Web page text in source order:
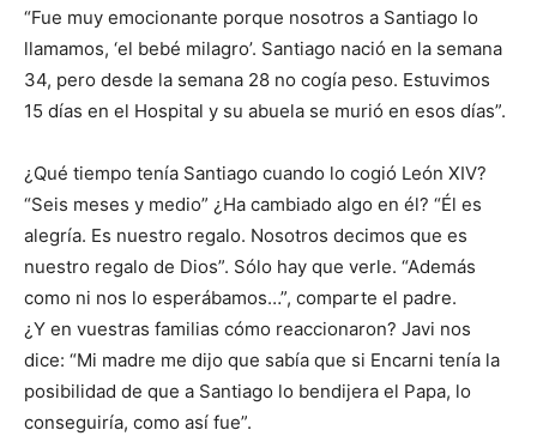
“Fue muy emocionante porque nosotros a Santiago lo
llamamos, ‘el bebé milagro’. Santiago nació en la semana
34, pero desde la semana 28 no cogía peso. Estuvimos
15 días en el Hospital y su abuela se murió en esos días”.
¿Qué tiempo tenía Santiago cuando lo cogió León XIV?
“Seis meses y medio” ¿Ha cambiado algo en él? “Él es
alegría. Es nuestro regalo. Nosotros decimos que es
nuestro regalo de Dios”. Sólo hay que verle. “Además
como ni nos lo esperábamos…”, comparte el padre.
¿Y en vuestras familias cómo reaccionaron? Javi nos
dice: “Mi madre me dijo que sabía que si Encarni tenía la
posibilidad de que a Santiago lo bendijera el Papa, lo
conseguiría, como así fue”.